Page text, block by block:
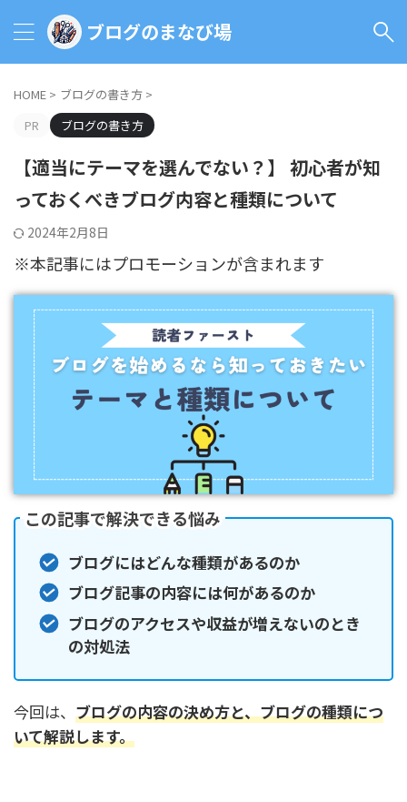
ブログのまなび場
HOME > ブログの書き方 >
PR
ブログの書き方
【適当にテーマを選んでない？】 初心者が知
っておくべきブログ内容と種類について
2024年2月8日
※本記事にはプロモーションが含まれます
この記事で解決できる悩み
ブログにはどんな種類があるのか
ブログ記事の内容には何があるのか
ブログのアクセスや収益が増えないのとき
の対処法
今回は、 ブログの内容の決め方と、ブログの種類につ
いて解説します。